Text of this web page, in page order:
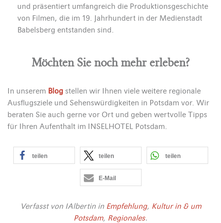
und präsentiert umfangreich die Produktionsgeschichte
von Filmen, die im 19. Jahrhundert in der Medienstadt
Babelsberg entstanden sind.
Möchten Sie noch mehr erleben?
In unserem Blog stellen wir Ihnen viele weitere regionale
Ausflugsziele und Sehenswürdigkeiten in Potsdam vor. Wir
beraten Sie auch gerne vor Ort und geben wertvolle Tipps
für Ihren Aufenthalt im INSELHOTEL Potsdam.
teilen teilen teilen
E-Mail
Verfasst von IAlbertinin Empfehlung, Kultur in & um
Potsdam, Regionales.